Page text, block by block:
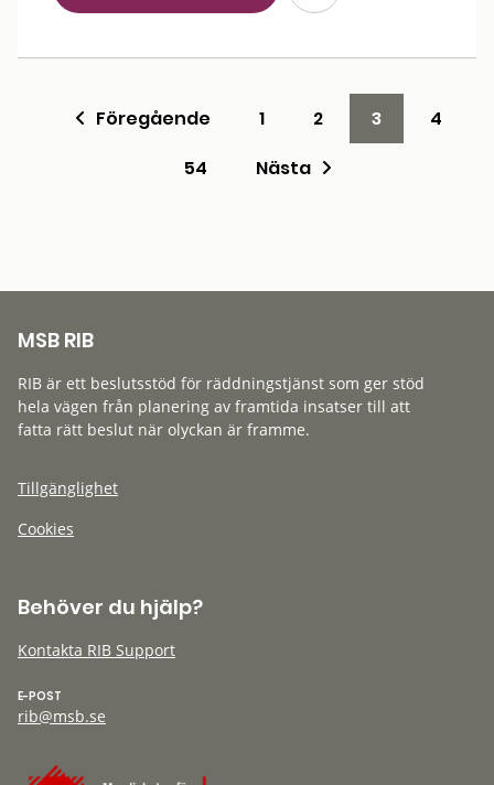
Föregående 1 2 3
4
54
Nästa
MSB RIB
RIB är ett beslutsstöd för räddningstjänst som ger stöd
hela vägen från planering av framtida insatser till att
fatta rätt beslut när olyckan är framme.
Tillgänglighet
Cookies
Behöver du hjälp?
Kontakta RIB Support
E-POST
rib@msb.se